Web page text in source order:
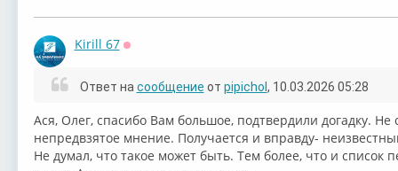
Kirill 67
Ответ на сообщение от pipichol , 10.03.2026 05:28
⁣Ася, Олег, спасибо Вам большое, подтвердили догадку. Не
непредвзятое мнение. Получается и вправду-
Не думал, что такое может быть. Тем более, что и